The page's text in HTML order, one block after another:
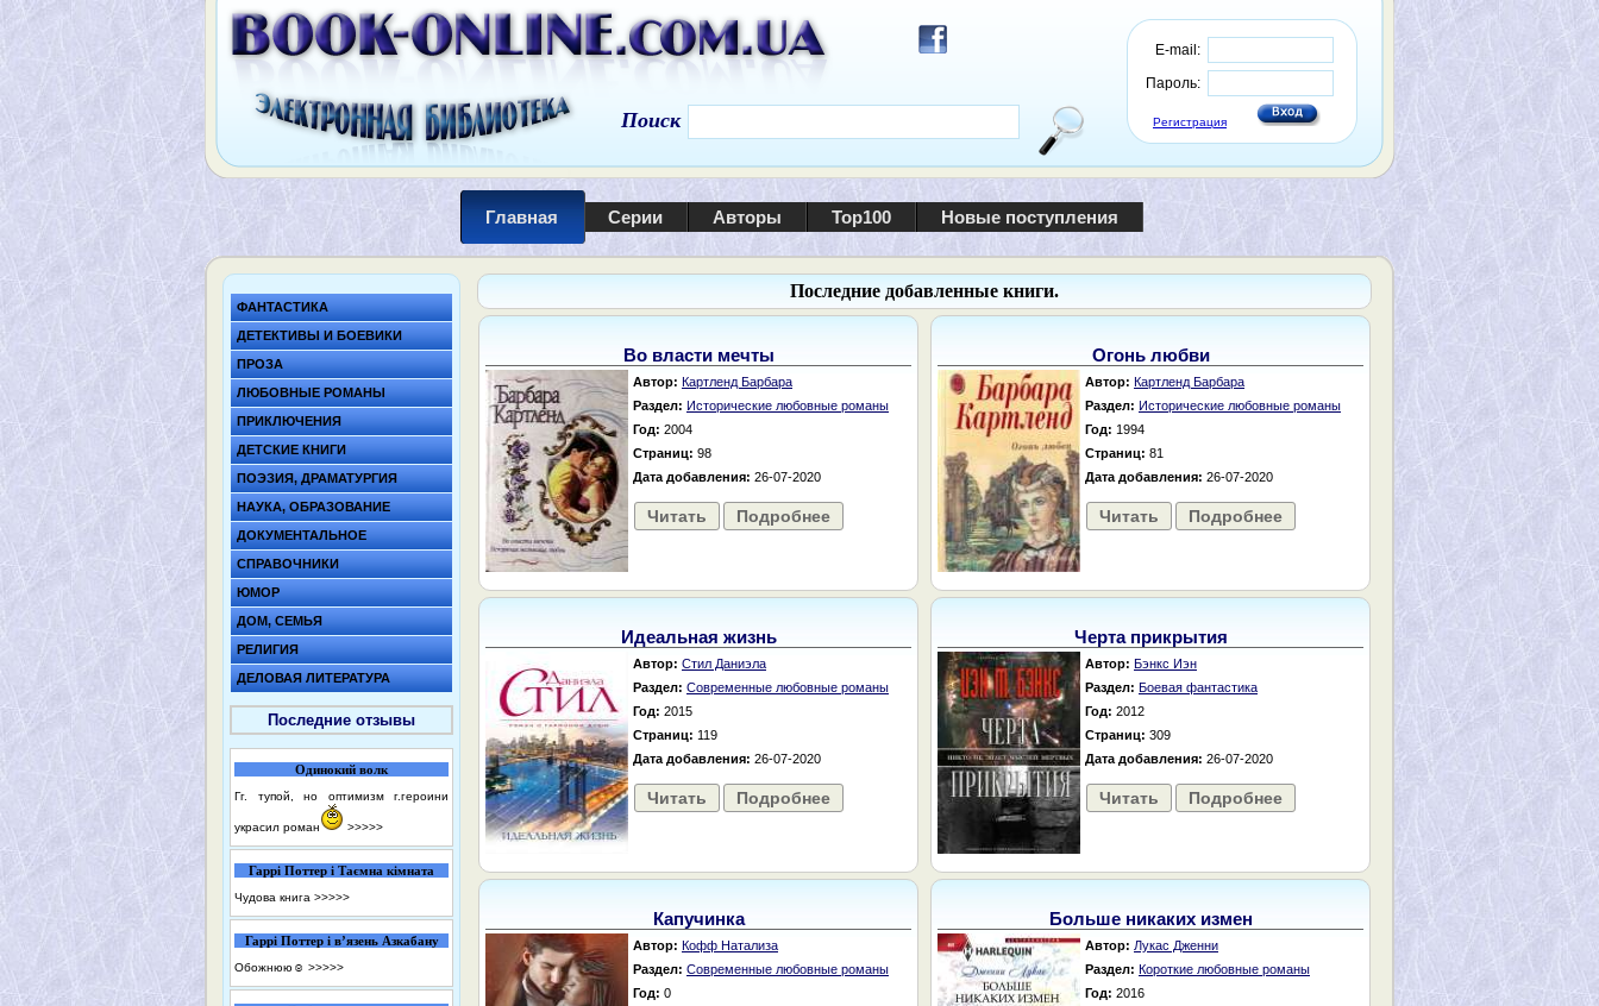
E-mail:
Пароль:
Регистрация
Поиск
Главная Серии Авторы Top100 Новые поступления
ФАНТАСТИКА
ДЕТЕКТИВЫ И БОЕВИКИ
ПРОЗА
ЛЮБОВНЫЕ РОМАНЫ
ПРИКЛЮЧЕНИЯ
ДЕТСКИЕ КНИГИ
ПОЭЗИЯ, ДРАМАТУРГИЯ
НАУКА, ОБРАЗОВАНИЕ
ДОКУМЕНТАЛЬНОЕ
СПРАВОЧНИКИ
ЮМОР
ДОМ, СЕМЬЯ
РЕЛИГИЯ
ДЕЛОВАЯ ЛИТЕРАТУРА
Последние отзывы
Одинокий волк
Гг. тупой, но оптимизм г.героини
украсил роман >>>>>
Гаррі Поттер і Таємна кімната
Чудова книга >>>>>
Гаррі Поттер і в’язень Азкабану
Обожнюю☺️ >>>>>
Последние добавленные книги.
Во власти мечты
Автор: Картленд Барбара
Раздел: Исторические любовные романы
Год: 2004
Страниц: 98
Дата добавления: 26-07-2020
Читать Подробнее
Огонь любви
Автор: Картленд Барбара
Раздел: Исторические любовные романы
Год: 1994
Страниц: 81
Дата добавления: 26-07-2020
Читать Подробнее
Идеальная жизнь
Автор: Стил Даниэла
Раздел: Современные любовные романы
Год: 2015
Страниц: 119
Дата добавления: 26-07-2020
Читать Подробнее
Черта прикрытия
Автор: Бэнкс Иэн
Раздел: Боевая фантастика
Год: 2012
Страниц: 309
Дата добавления: 26-07-2020
Читать Подробнее
Капучинка
Автор: Кофф Натализа
Раздел: Современные любовные романы
Год: 0
Больше никаких измен
Автор: Лукас Дженни
Раздел: Короткие любовные романы
Год: 2016